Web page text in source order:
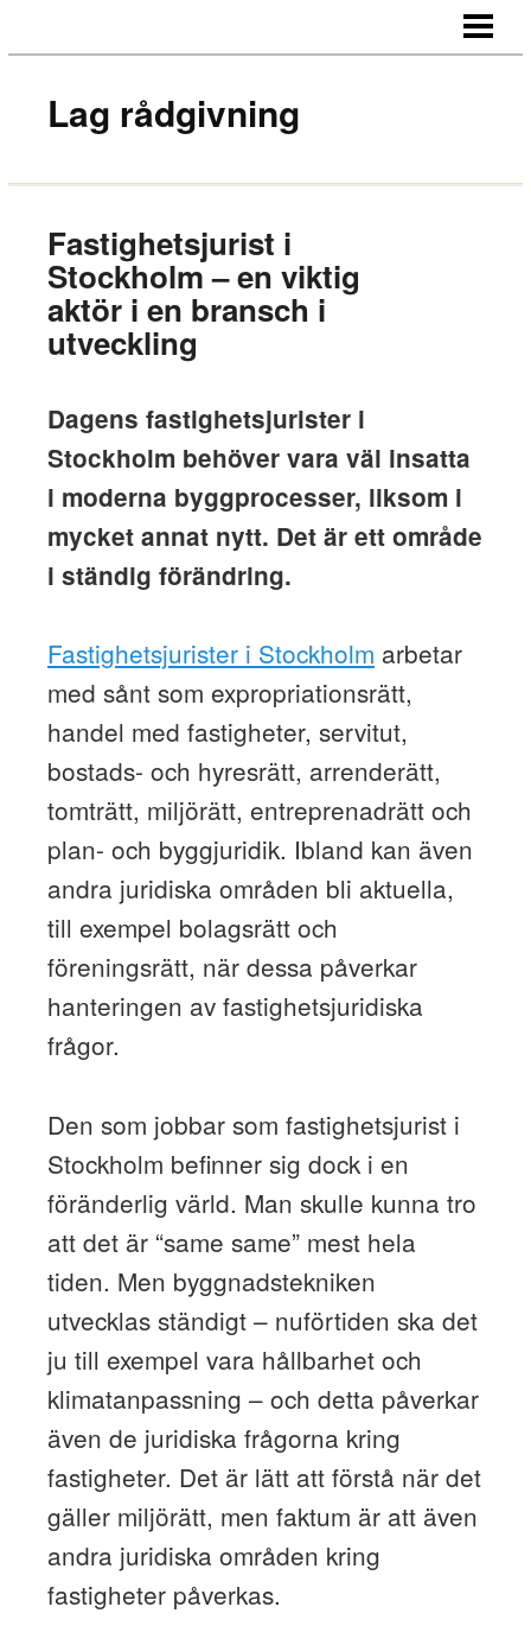
KONTAKT
Lag rådgivning
Fastighetsjurist i
Stockholm – en viktig
aktör i en bransch i
utveckling
Dagens fastighetsjurister i
Stockholm behöver vara väl insatta
i moderna byggprocesser, liksom i
mycket annat nytt. Det är ett område
i ständig förändring.
Fastighetsjurister i Stockholm arbetar
med sånt som expropriationsrätt,
handel med fastigheter, servitut,
bostads- och hyresrätt, arrenderätt,
tomträtt, miljörätt, entreprenadrätt och
plan- och byggjuridik. Ibland kan även
andra juridiska områden bli aktuella,
till exempel bolagsrätt och
föreningsrätt, när dessa påverkar
hanteringen av fastighetsjuridiska
frågor.
Den som jobbar som fastighetsjurist i
Stockholm befinner sig dock i en
föränderlig värld. Man skulle kunna tro
att det är “same same” mest hela
tiden. Men byggnadstekniken
utvecklas ständigt – nuförtiden ska det
ju till exempel vara hållbarhet och
klimatanpassning – och detta påverkar
även de juridiska frågorna kring
fastigheter. Det är lätt att förstå när det
gäller miljörätt, men faktum är att även
andra juridiska områden kring
fastigheter påverkas.